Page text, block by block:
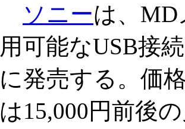
ソニーは、MD
用可能なUSB接
に発売する。価
は15,000円前後